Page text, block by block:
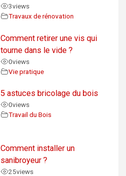
3views
Travaux de rénovation
Comment retirer une vis qui
tourne dans le vide ?
0views
Vie pratique
5 astuces bricolage du bois
0views
Travail du Bois
Comment installer un
sanibroyeur ?
25views